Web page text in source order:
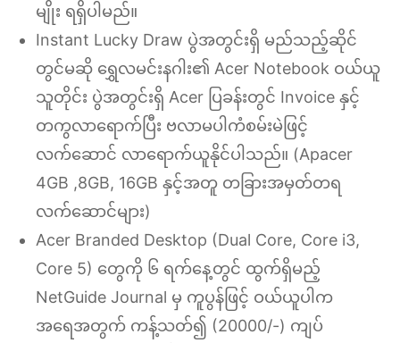
မျိုး ရရှိပါမည်။
Instant Lucky Draw ပွဲအတွင်းရှိ မည်သည့်ဆိုင်
တွင်မဆို ရွှေလမင်းနဂါး၏ Acer Notebook ဝယ်ယူ
သူတိုင်း ပွဲအတွင်းရှိ Acer ပြခန်းတွင် Invoice နှင့်
တကွလာရောက်ပြီး ဗလာမပါကံစမ်းမဲဖြင့်
လက်ဆောင် လာရောက်ယူနိုင်ပါသည်။ (Apacer
4GB ,8GB, 16GB နှင့်အတူ တခြားအမှတ်တရ
လက်ဆောင်များ)
Acer Branded Desktop (Dual Core, Core i3,
Core 5) တွေကို ၆ ရက်နေ့တွင် ထွက်ရှိမည့်
NetGuide Journal မှ ကူပွန်ဖြင့် ဝယ်ယူပါက
အရေအတွက် ကန့်သတ်၍ (20000/-) ကျပ်